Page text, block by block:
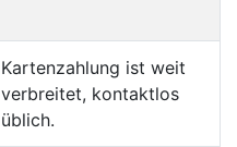
Kartenzahlung ist weit
verbreitet, kontaktlos
üblich.